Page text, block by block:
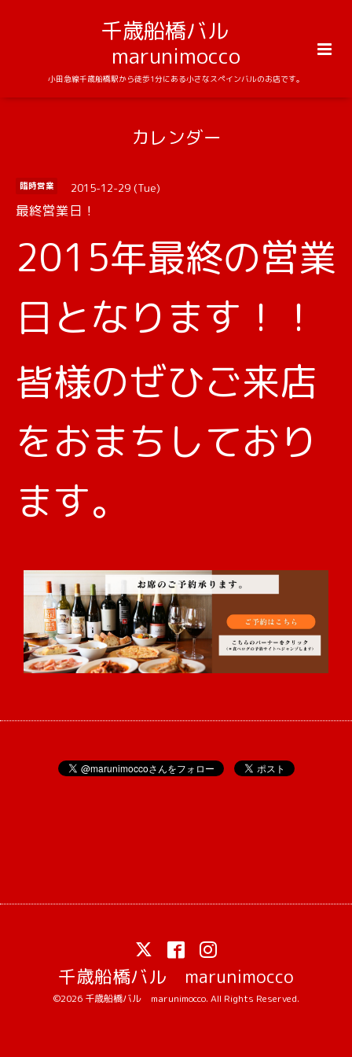
千歳船橋バル
marunimocco
小田急線千歳船橋駅から徒歩1分にある小さなスペインバルのお店です。
カレンダー
臨時営業 2015-12-29 (Tue)
最終営業日！
2015年最終の営業
日となります！！
皆様のぜひご来店
をおまちしており
ます。
千歳船橋バル marunimocco
©2026 千歳船橋バル marunimocco. All Rights Reserved.